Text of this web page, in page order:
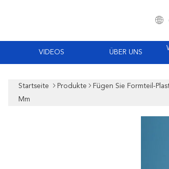
VIDEOS ÜBER UNS
Startseite Produkte Fügen Sie Formteil-
Mm